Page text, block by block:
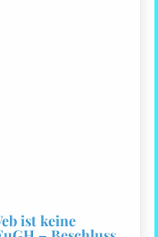
ist keine